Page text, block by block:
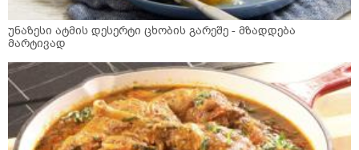
უნაზესი ატმის დესერტი ცხობის გარეშე - მზადდება
მარტივად